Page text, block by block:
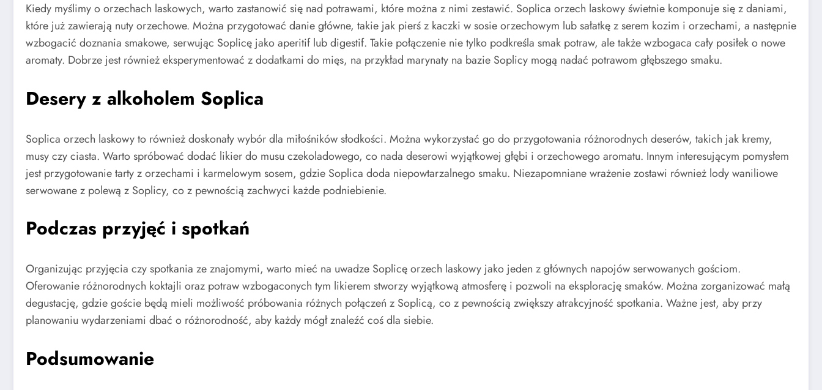
Kiedy myślimy o orzechach laskowych, warto zastanowić się nad potrawami, które można z nimi zestawić. Soplica orzech laskowy świetnie komponuje się z daniami,
które już zawierają nuty orzechowe. Można przygotować danie główne, takie jak pierś z kaczki w sosie orzechowym lub sałatkę z serem kozim i orzechami, a następnie
wzbogacić doznania smakowe, serwując Soplicę jako aperitif lub digestif. Takie połączenie nie tylko podkreśla smak potraw, ale także wzbogaca cały posiłek o nowe
aromaty. Dobrze jest również eksperymentować z dodatkami do mięs, na przykład marynaty na bazie Soplicy mogą nadać potrawom głębszego smaku.
Desery z alkoholem Soplica
Soplica orzech laskowy to również doskonały wybór dla miłośników słodkości. Można wykorzystać go do przygotowania różnorodnych deserów, takich jak kremy,
musy czy ciasta. Warto spróbować dodać likier do musu czekoladowego, co nada deserowi wyjątkowej głębi i orzechowego aromatu. Innym interesującym pomysłem
jest przygotowanie tarty z orzechami i karmelowym sosem, gdzie Soplica doda niepowtarzalnego smaku. Niezapomniane wrażenie zostawi również lody waniliowe
serwowane z polewą z Soplicy, co z pewnością zachwyci każde podniebienie.
Podczas przyjęć i spotkań
Organizując przyjęcia czy spotkania ze znajomymi, warto mieć na uwadze Soplicę orzech laskowy jako jeden z głównych napojów serwowanych gościom.
Oferowanie różnorodnych koktajli oraz potraw wzbogaconych tym likierem stworzy wyjątkową atmosferę i pozwoli na eksplorację smaków. Można zorganizować małą
degustację, gdzie goście będą mieli możliwość próbowania różnych połączeń z Soplicą, co z pewnością zwiększy atrakcyjność spotkania. Ważne jest, aby przy
planowaniu wydarzeniami dbać o różnorodność, aby każdy mógł znaleźć coś dla siebie.
Podsumowanie